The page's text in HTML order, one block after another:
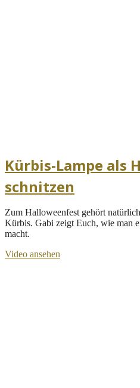
Kürbis-Lampe als
schnitzen
Zum Halloweenfest gehört
Kürbis. Gabi zeigt Euch, wie man
macht.
Video ansehen